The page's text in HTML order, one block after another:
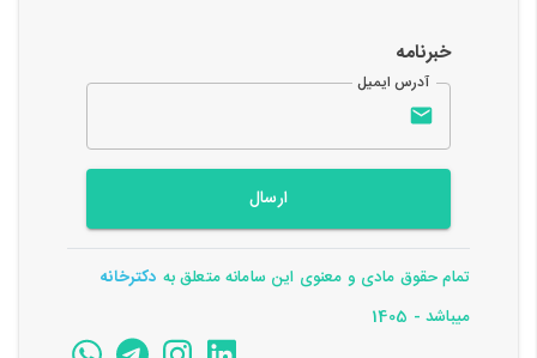
خبرنامه
آدرس ایمیل
ارسال
تمام حقوق مادی و معنوی این سامانه متعلق به دکترخانه
میباشد - 1405